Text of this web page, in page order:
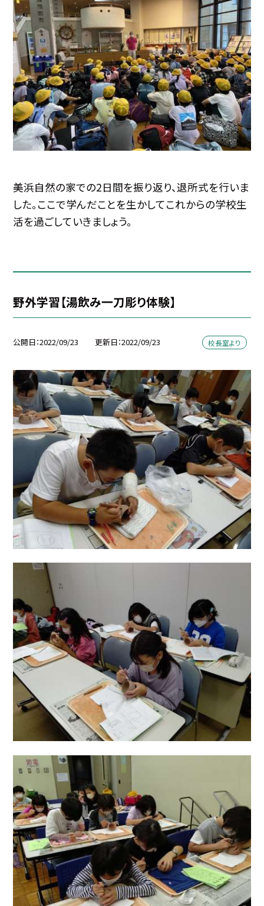
美浜自然の家での2日間を振り返り、退所式を行いま
した。ここで学んだことを生かしてこれからの学校生
活を過ごしていきましょう。
野外学習【湯飲み一刀彫り体験】
公開日 2022/09/23 更新日 2022/09/23 校長室より